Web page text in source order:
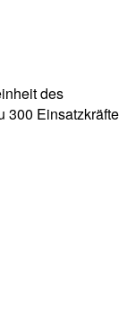
des
300 Einsatzkräfte